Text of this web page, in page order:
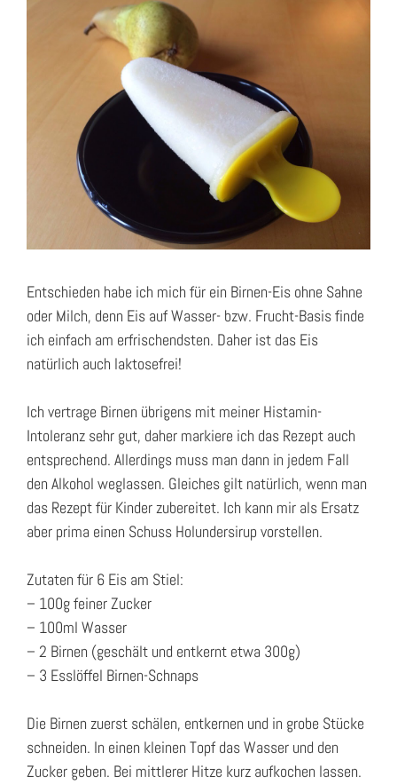
Entschieden habe ich mich für ein Birnen-Eis ohne Sahne
oder Milch, denn Eis auf Wasser- bzw. Frucht-Basis finde
ich einfach am erfrischendsten. Daher ist das Eis
natürlich auch laktosefrei!
Ich vertrage Birnen übrigens mit meiner Histamin-
Intoleranz sehr gut, daher markiere ich das Rezept auch
entsprechend. Allerdings muss man dann in jedem Fall
den Alkohol weglassen. Gleiches gilt natürlich, wenn man
das Rezept für Kinder zubereitet. Ich kann mir als Ersatz
aber prima einen Schuss Holundersirup vorstellen.
Zutaten für 6 Eis am Stiel:
– 100g feiner Zucker
– 100ml Wasser
– 2 Birnen (geschält und entkernt etwa 300g)
– 3 Esslöffel Birnen-Schnaps
Die Birnen zuerst schälen, entkernen und in grobe Stücke
schneiden. In einen kleinen Topf das Wasser und den
Zucker geben. Bei mittlerer Hitze kurz aufkochen lassen.